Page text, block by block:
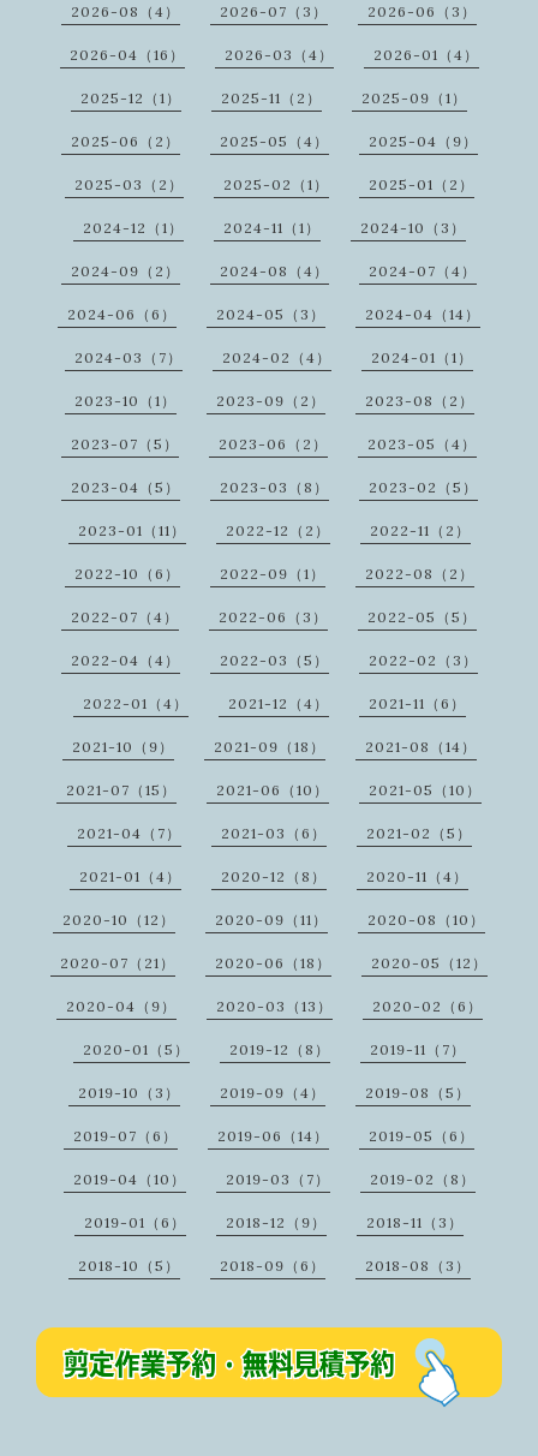
2026-08（4） 2026-07（3） 2026-06（3）
2026-04（16） 2026-03（4） 2026-01（4）
2025-12（1） 2025-11（2） 2025-09（1）
2025-06（2） 2025-05（4） 2025-04（9）
2025-03（2） 2025-02（1） 2025-01（2）
2024-12（1） 2024-11（1） 2024-10（3）
2024-09（2） 2024-08（4） 2024-07（4）
2024-06（6） 2024-05（3） 2024-04（14）
2024-03（7） 2024-02（4） 2024-01（1）
2023-10（1） 2023-09（2） 2023-08（2）
2023-07（5） 2023-06（2） 2023-05（4）
2023-04（5） 2023-03（8） 2023-02（5）
2023-01（11） 2022-12（2） 2022-11（2）
2022-10（6） 2022-09（1） 2022-08（2）
2022-07（4） 2022-06（3） 2022-05（5）
2022-04（4） 2022-03（5） 2022-02（3）
2022-01（4） 2021-12（4） 2021-11（6）
2021-10（9） 2021-09（18） 2021-08（14）
2021-07（15） 2021-06（10） 2021-05（10）
2021-04（7） 2021-03（6） 2021-02（5）
2021-01（4） 2020-12（8） 2020-11（4）
2020-10（12） 2020-09（11） 2020-08（10）
2020-07（21） 2020-06（18） 2020-05（12）
2020-04（9） 2020-03（13） 2020-02（6）
2020-01（5） 2019-12（8） 2019-11（7）
2019-10（3） 2019-09（4） 2019-08（5）
2019-07（6） 2019-06（14） 2019-05（6）
2019-04（10） 2019-03（7） 2019-02（8）
2019-01（6） 2018-12（9） 2018-11（3）
2018-10（5） 2018-09（6） 2018-08（3）